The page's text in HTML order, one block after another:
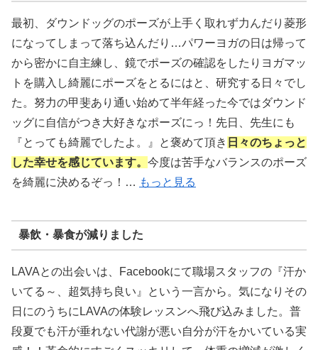
最初、ダウンドッグのポーズが上手く取れず力んだり菱形
になってしまって落ち込んだり…パワーヨガの日は帰って
から密かに自主練し、鏡でポーズの確認をしたりヨガマッ
トを購入し綺麗にポーズをとるにはと、研究する日々でし
た。努力の甲斐あり通い始めて半年経った今ではダウンド
ッグに自信がつき大好きなポーズにっ！先日、先生にも
『とっても綺麗でしたよ。』と褒めて頂き 日々のちょっと
した幸せを感じています。 今度は苦手なバランスのポーズ
を綺麗に決めるぞっ！… もっと見る
暴飲・暴食が減りました
LAVAとの出会いは、Facebookにて職場スタッフの『汗か
いてる～、超気持ち良い』という一言から。気になりその
日にのうちにLAVAの体験レッスンへ飛び込みました。普
段夏でも汗が垂れない代謝が悪い自分が汗をかいている実